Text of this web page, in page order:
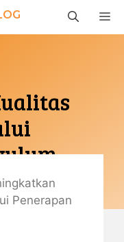
Penerapan